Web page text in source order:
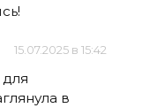
15.07.2025 в 15:42
в